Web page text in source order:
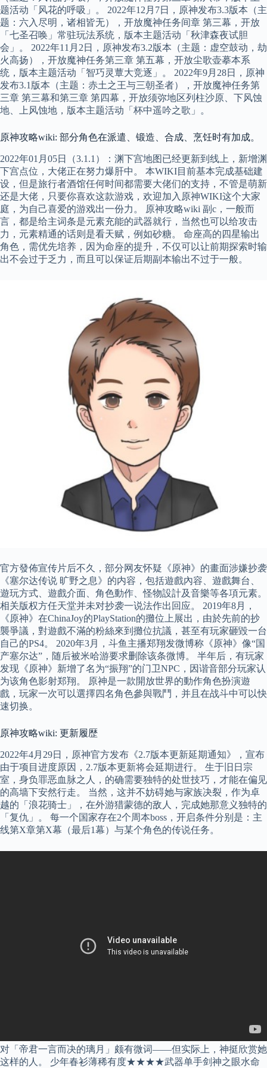
题活动「风花的呼吸」。 2022年12月7日，原神发布3.3版本（主
题：六入尽明，诸相皆无），开放魔神任务间章 第三幕，开放
「七圣召唤」常驻玩法系统，版本主题活动「秋津森夜试胆
会」。 2022年11月2日，原神发布3.2版本（主题：虚空鼓动，劫
火高扬），开放魔神任务第三章 第五幕，开放尘歌壶摹本系
统，版本主题活动「智巧灵蕈大竞逐」。 2022年9月28日，原神
发布3.1版本（主题：赤土之王与三朝圣者），开放魔神任务第
三章 第三幕和第三章 第四幕，开放须弥地区列柱沙原、下风蚀
地、上风蚀地，版本主题活动「杯中遥吟之歌」。
原神攻略wiki: 部分角色在派遣、锻造、合成、烹饪时有加成。
2022年01月05日（3.1.1）：渊下宫地图已经更新到线上，新增渊
下宫点位，大佬正在努力爆肝中。 本WIKI目前基本完成基础建
设，但是旅行者酒馆任何时间都需要大佬们的支持，不管是萌新
还是大佬，只要你喜欢这款游戏，欢迎加入原神WIKI这个大家
庭，为自己喜爱的游戏出一份力。 原神攻略wiki 副c，一般而
言，都是给主词条是元素充能的武器就行，当然也可以给攻击
力，元素精通的话则是看天赋，例如砂糖。 命座高的四星输出
角色，需优先培养，因为命座的提升，不仅可以让前期探索时输
出不会过于乏力，而且可以保证后期副本输出不过于一般。
官方發佈宣传片后不久，部分网友怀疑《原神》的畫面涉嫌抄袭
《塞尔达传说 旷野之息》的内容，包括遊戲內容、遊戲舞台、
遊玩方式、遊戲介面、角色動作、怪物設計及音樂等各項元素。
相关版权方任天堂并未对抄袭一说法作出回应。 2019年8月，
《原神》在ChinaJoy的PlayStation的攤位上展出，由於先前的抄
襲爭議，對遊戲不滿的粉絲來到攤位抗議，甚至有玩家砸毀一台
自己的PS4。 2020年3月，斗鱼主播郑翔发微博称《原神》像“国
产塞尔达”，随后被米哈游要求删除该条微博。 半年后，有玩家
发现《原神》新增了名为“振翔”的门卫NPC，因谐音部分玩家认
为该角色影射郑翔。 原神是一款開放世界的動作角色扮演遊
戲，玩家一次可以選擇四名角色參與戰鬥，并且在战斗中可以快
速切换。
原神攻略wiki: 更新履歴
2022年4月29日，原神官方发布《2.7版本更新延期通知》，宣布
由于项目进度原因，2.7版本更新将会延期进行。 生于旧日宗
室，身负罪恶血脉之人，的确需要独特的处世技巧，才能在偏见
的高墙下安然行走。 当然，这并不妨碍她与家族决裂，作为卓
越的「浪花骑士」，在外游猎蒙德的敌人，完成她那意义独特的
「复仇」。 每一个国家存在2个周本boss，开启条件分别是：主
线第X章第X幕（最后1幕）与某个角色的传说任务。
对「帝君一言而决的璃月」颇有微词——但实际上，神挺欣赏她
这样的人。 少年春衫薄稀有度★★★★武器单手剑神之眼水命